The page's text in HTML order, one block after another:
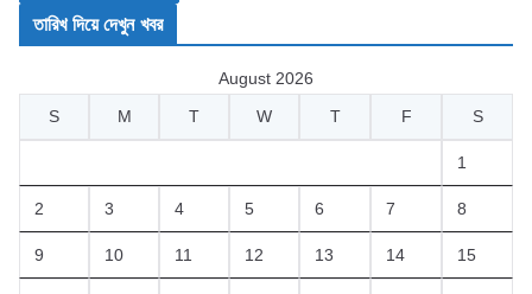
তারিখ দিয়ে দেখুন খবর
August 2026
S
M T W T F S
1
2 3 4 5 6 7 8
9 10 11 12 13 14 15